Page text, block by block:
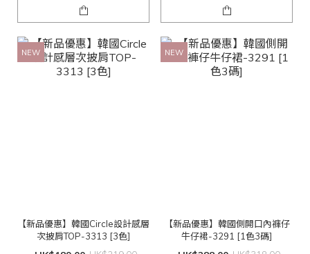
NEW
【新品優惠】韓國Circle設計感層
次披肩TOP-3313 [3色]
NEW
【新品優惠】韓國側開口內褲仔
牛仔裙-3291 [1色3碼]